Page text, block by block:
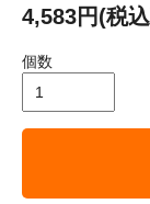
4,583円(税
個数
ホーム＆インテリ